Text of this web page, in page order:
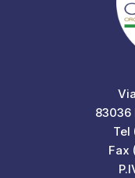
83036
Tel
Fax